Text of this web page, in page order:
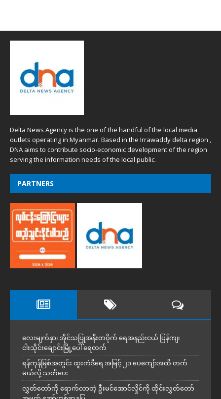
Delta News Agency is the one of the handful of the local media
outlets operating in Myanmar. Based in the Irrawaddy delta region ,
DNA aims to contribute socio-economic development of the region
serving the information needs of the local public.
PARTNERS
လေးမျက်နှာ၊ အိုင်သပြုအနီးတဝိုက် ရေအနည်းငယ် ပြန်ကျ၊
ငါးသိုင်းချောင်းမြို့ပေါ် ရေတက်
ရန်ကုန်မြစ်အတွင်း ထူးကဲဒီရေ အ​မြင့် ၂၁ ပေကျော်အထိ တက်
မယ်လို့ သတိပေး
လွှတ်တော်ကို ရောက်လာတဲ့ ဦးမင်အောင်လှိုင်ကို ထိုင်းလွှတ်တော်